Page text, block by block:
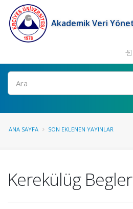
Akademik Veri
Ara
ANA SAYFA SON EKLENEN YAYINLAR
Kerekülüg